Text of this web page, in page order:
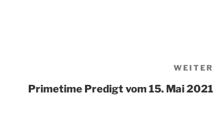
WEITER
Primetime Predigt vom 15. Mai 2021